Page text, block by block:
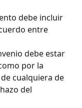
debe incluir
entre
debe estar
por la
cualquiera de
del